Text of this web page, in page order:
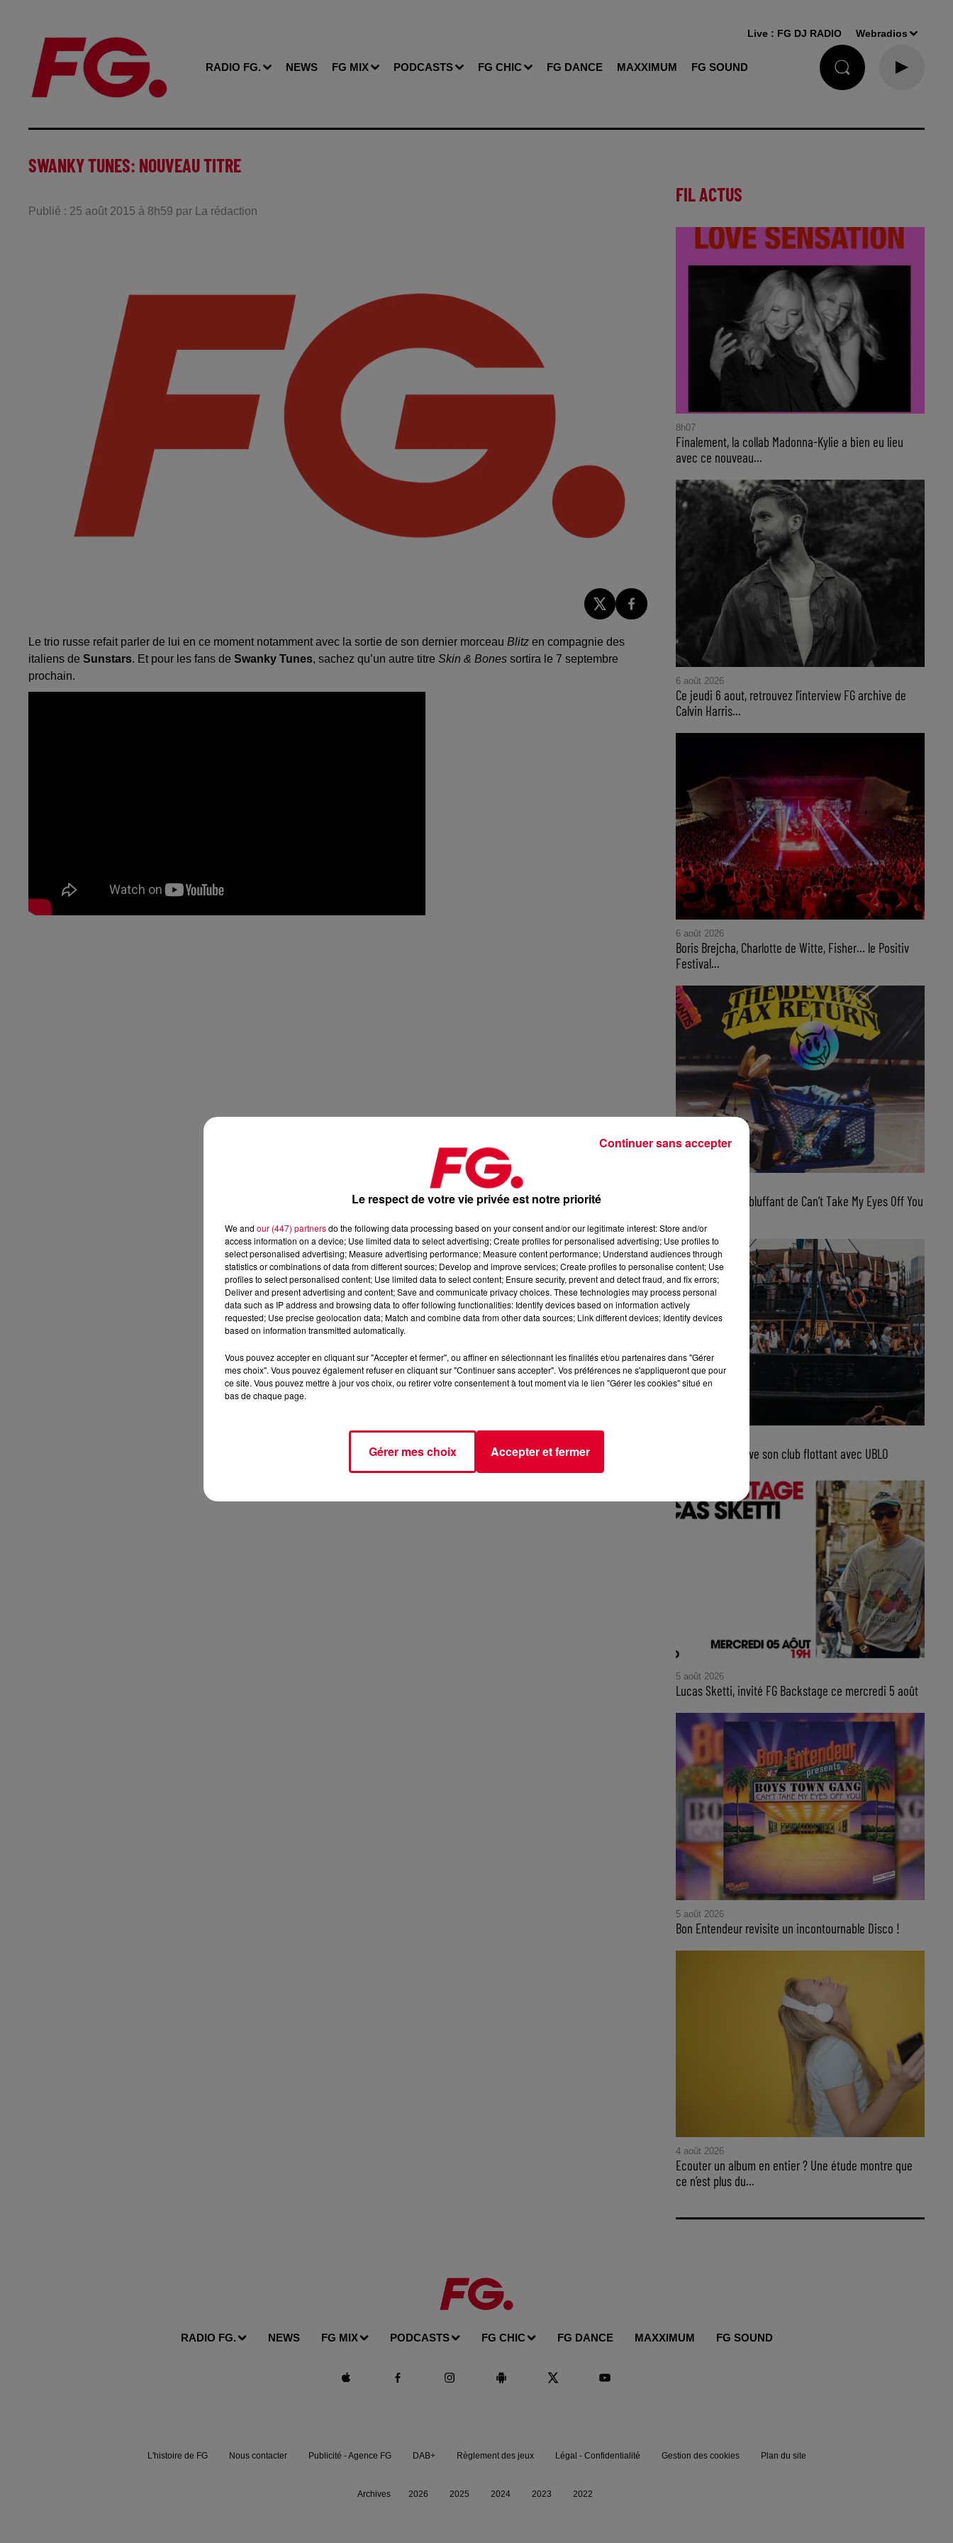
RADIO FG. NEWS FG MIX PODCASTS FG CHIC FG DANCE MAXXIMUM FG SOUND
Live : FG DJ RADIO Webradios
SWANKY TUNES: NOUVEAU TITRE
Publié : 25 août 2015 à 8h59 par La rédaction
Le trio russe refait parler de lui en ce moment notamment avec la sortie de son dernier morceau Blitz en compagnie des
italiens de Sunstars. Et pour les fans de Swanky Tunes, sachez qu’un autre titre Skin & Bones sortira le 7 septembre
prochain.
FIL ACTUS
8h07
Finalement, la collab Madonna-Kylie a bien eu lieu
avec ce nouveau...
6 août 2026
Ce jeudi 6 aout, retrouvez l'interview FG archive de
Calvin Harris...
6 août 2026
Boris Brejcha, Charlotte de Witte, Fisher… le Positiv
Festival...
Galantis : remix bluffant de Can’t Take My Eyes Off You
Bordeaux retrouve son club flottant avec UBLO
5 août 2026
Lucas Sketti, invité FG Backstage ce mercredi 5 août
5 août 2026
Bon Entendeur revisite un incontournable Disco !
4 août 2026
Ecouter un album en entier ? Une étude montre que
ce n’est plus du...
RADIO FG. NEWS FG MIX PODCASTS FG CHIC FG DANCE MAXXIMUM FG SOUND
L'histoire de FG Nous contacter Publicité - Agence FG DAB+ Règlement des jeux Légal - Confidentialité Gestion des cookies Plan du site
Archives 2026 2025 2024 2023 2022
Le respect de votre vie privée est notre priorité
We and our (447) partnersdo the following data processing based on your consent and/or our legitimate interest: Store and/or
access information on a device; Use limited data to select advertising; Create profiles for personalised advertising; Use profiles to
select personalised advertising; Measure advertising performance; Measure content performance; Understand audiences through
statistics or combinations of data from different sources; Develop and improve services; Create profiles to personalise content; Use
profiles to select personalised content; Use limited data to select content; Ensure security, prevent and detect fraud, and fix errors;
Deliver and present advertising and content; Save and communicate privacy choices. These technologies may process personal
data such as IP address and browsing data to offer following functionalities: Identify devices based on information actively
requested; Use precise geolocation data; Match and combine data from other data sources; Link different devices; Identify devices
based on information transmitted automatically.
Vous pouvez accepter en cliquant sur "Accepter et fermer", ou affiner en sélectionnant les finalités et/ou partenaires dans "Gérer
mes choix". Vous pouvez également refuser en cliquant sur "Continuer sans accepter". Vos préférences ne s'appliqueront que pour
ce site. Vous pouvez mettre à jour vos choix, ou retirer votre consentement à tout moment via le lien "Gérer les cookies" situé en
bas de chaque page.
Gérer mes choix Accepter et fermer
Continuer sans accepter